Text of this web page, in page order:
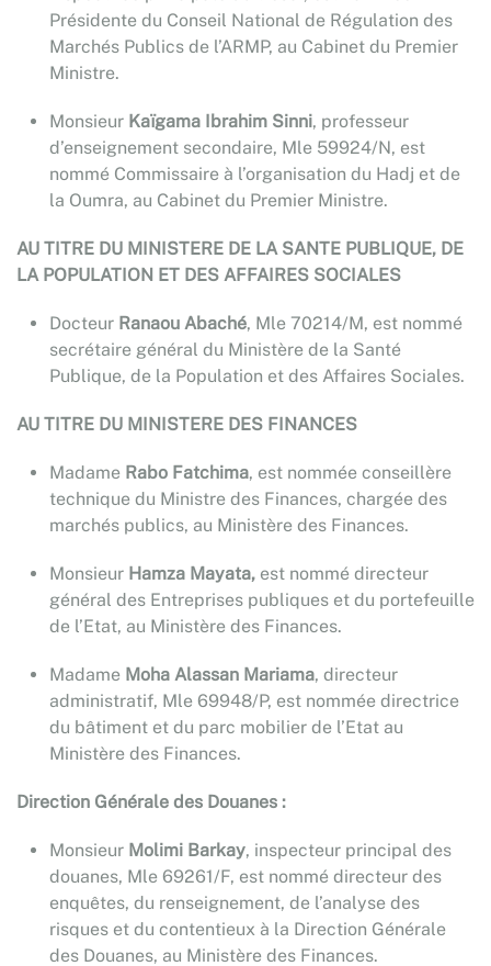
Présidente du Conseil National de Régulation des
Marchés Publics de l’ARMP, au Cabinet du Premier
Ministre.
Monsieur Kaïgama Ibrahim Sinni, professeur
d’enseignement secondaire, Mle 59924/N, est
nommé Commissaire à l’organisation du Hadj et de
la Oumra, au Cabinet du Premier Ministre.
AU TITRE DU MINISTERE DE LA SANTE PUBLIQUE, DE
LA POPULATION ET DES AFFAIRES SOCIALES
Docteur Ranaou Abaché, Mle 70214/M, est nommé
secrétaire général du Ministère de la Santé
Publique, de la Population et des Affaires Sociales.
AU TITRE DU MINISTERE DES FINANCES
Madame Rabo Fatchima, est nommée conseillère
technique du Ministre des Finances, chargée des
marchés publics, au Ministère des Finances.
Monsieur Hamza Mayata, est nommé directeur
général des Entreprises publiques et du portefeuille
de l’Etat, au Ministère des Finances.
Madame Moha Alassan Mariama, directeur
administratif, Mle 69948/P, est nommée directrice
du bâtiment et du parc mobilier de l’Etat au
Ministère des Finances.
Direction Générale des Douanes :
Monsieur Molimi Barkay, inspecteur principal des
douanes, Mle 69261/F, est nommé directeur des
enquêtes, du renseignement, de l’analyse des
risques et du contentieux à la Direction Générale
des Douanes, au Ministère des Finances.